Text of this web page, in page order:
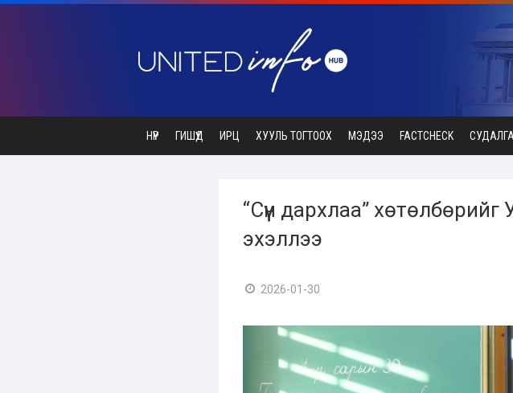
НҮҮР ГИШҮҮД ИРЦ ХУУЛЬ ТОГТООХ МЭДЭЭ FACTCHECK
“Сүүн дархлаа”
эхэллээ
2026-01-30